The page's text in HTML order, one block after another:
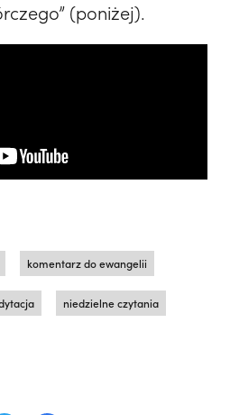
(poniżej).
komentarz do ewangelii
niedzielne czytania